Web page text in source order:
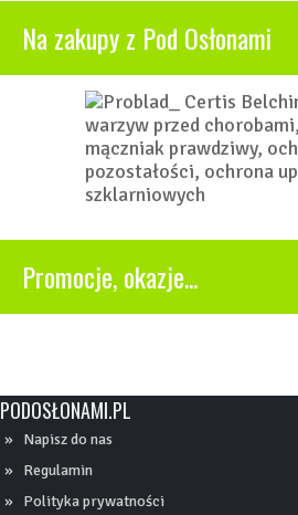
Na zakupy z Pod Osłonami
Promocje, okazje...
PODOSŁONAMI.PL
Napisz do nas
Regulamin
Polityka prywatności